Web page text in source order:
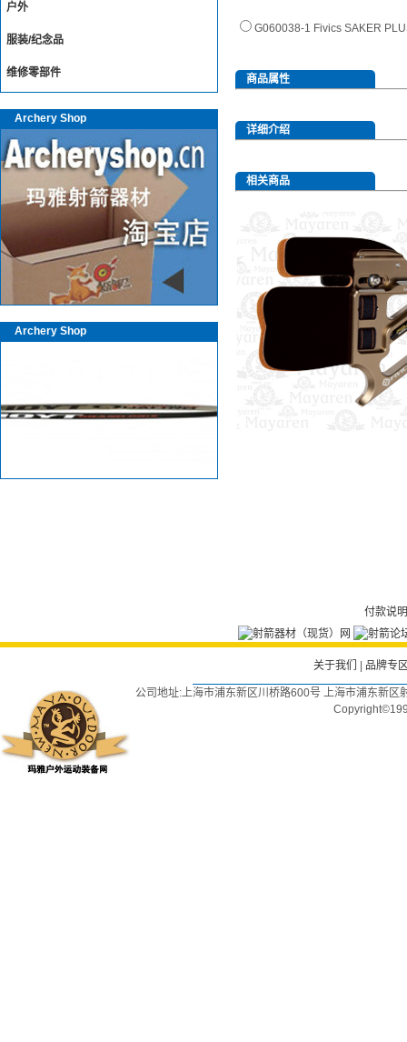
户外
服装/纪念品
维修零部件
Archery Shop
Archery Shop
G060038-1 Fivics SAKER
商品属性
详细介绍
相关商品
付款说明
关于我们 品牌专
公司地址:上海市浦东新区川桥路600号 上海市浦东新区